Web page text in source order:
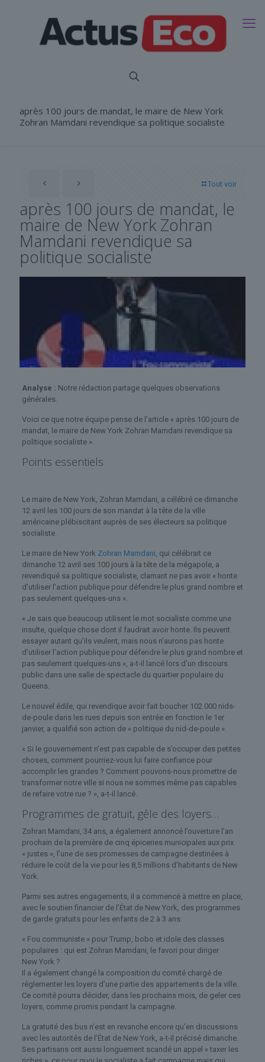
après 100 jours de mandat, le maire de New York
Zohran Mamdani revendique sa politique socialiste
Tout voir
après 100 jours de mandat, le
maire de New York Zohran
Mamdani revendique sa
politique socialiste
Analyse : Notre rédaction partage quelques observations
générales.
Voici ce que notre équipe pense de l'article « après 100 jours de
mandat, le maire de New York Zohran Mamdani revendique sa
politique socialiste ».
Points essentiels
Le maire de New York, Zohran Mamdani, a célébré ce dimanche
12 avril les 100 jours de son mandat à la tête de la ville
américaine plébiscitant auprès de ses électeurs sa politique
socialiste.
Le maire de New York Zohran Mamdani , qui célébrait ce
dimanche 12 avril ses 100 jours à la tête de la mégapole, a
revendiqué sa politique socialiste, clamant ne pas avoir « honte
d’utiliser l’action publique pour défendre le plus grand nombre et
pas seulement quelques-uns ».
« Je sais que beaucoup utilisent le mot socialiste comme une
insulte, quelque chose dont il faudrait avoir honte. Ils peuvent
essayer autant qu’ils veulent, mais nous n’aurons pas honte
d’utiliser l’action publique pour défendre le plus grand nombre et
pas seulement quelques-uns », a-t-il lancé lors d’un discours
public dans une salle de spectacle du quartier populaire du
Queens.
Le nouvel édile, qui revendique avoir fait boucher 102.000 nids-
de-poule dans les rues depuis son entrée en fonction le 1er
janvier, a qualifié son action de « politique du nid-de-poule ».
« Si le gouvernement n’est pas capable de s’occuper des petites
choses, comment pourriez-vous lui faire confiance pour
accomplir les grandes ? Comment pouvons-nous promettre de
transformer notre ville si nous ne sommes même pas capables
de refaire votre rue ? », a-t-il lancé.
Programmes de gratuit, gêle des loyers…
Zohran Mamdani, 34 ans, a également annoncé l’ouverture l’an
prochain de la première de cinq épiceries municipales aux prix
« justes », l’une de ses promesses de campagne destinées à
réduire le coût de la vie pour les 8,5 millions d’habitants de New
York.
Parmi ses autres engagements, il a commencé à mettre en place,
avec le soutien financier de l’État de New York, des programmes
de garde gratuits pour les enfants de 2 à 3 ans.
« Fou communiste » pour Trump, bobo et idole des classes
populaires : qui est Zohran Mamdani, le favori pour diriger
New York ?
Il a également changé la composition du comité chargé de
réglementer les loyers d’une partie des appartements de la ville.
Ce comité pourra décider, dans les prochains mois, de geler ces
loyers, comme promis pendant la campagne.
La gratuité des bus n’est en revanche encore qu’en discussions
avec les autorités de l’État de New York, a-t-il précisé dimanche.
Ses partisans ont aussi longuement scandé un appel « taxer les